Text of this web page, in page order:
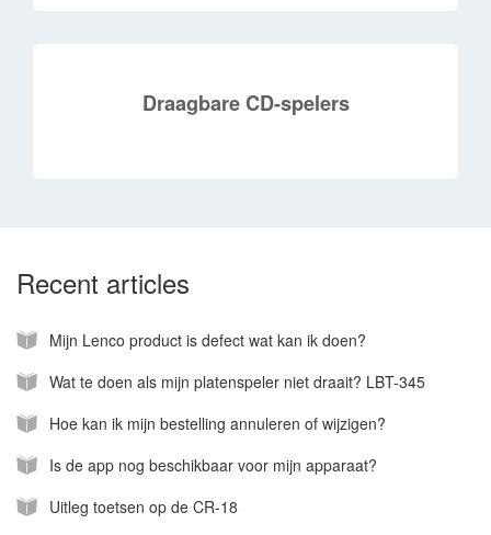
Draagbare CD-spelers
Recent articles
Mijn Lenco product is defect wat kan ik doen?
Wat te doen als mijn platenspeler niet draait? LBT-345
Hoe kan ik mijn bestelling annuleren of wijzigen?
Is de app nog beschikbaar voor mijn apparaat?
Uitleg toetsen op de CR-18